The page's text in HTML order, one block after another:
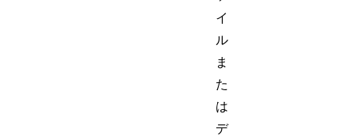
イ
ル
ま
た
は
デ